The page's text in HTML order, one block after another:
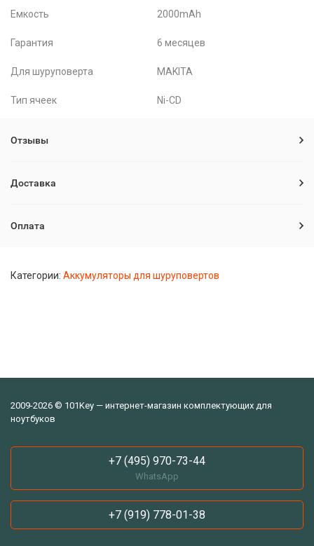
Емкость 2000mAh
Гарантия 6 месяцев
Для шуруповерта MAKITA
Тип ячеек Ni-CD
Отзывы
Доставка
Оплата
Категории: Аккумуляторы для шуруповертов
2009-2026 © 101Key — интернет-магазин комплектующих для
ноутбуков
+7 (495) 970-73-44
WhatsApp
+7 (919) 778-01-38